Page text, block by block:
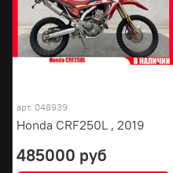
арт. 048939
Honda CRF250L , 2019
485000 руб